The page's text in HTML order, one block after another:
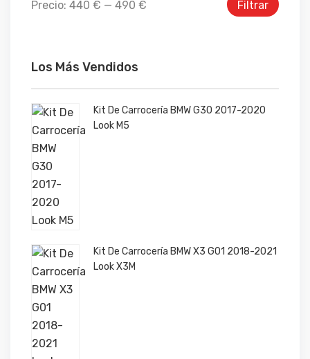
Filtrar
Precio: 440 € — 490 €
Los Más Vendidos
Kit De Carrocería BMW G30 2017-2020
Look M5
Kit De Carrocería BMW X3 G01 2018-2021
Look X3M